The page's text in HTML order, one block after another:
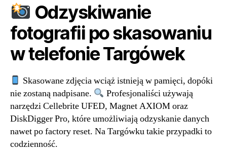
Odzyskiwanie
fotografii po skasowaniu
w telefonie Targówek
Skasowane zdjęcia wciąż istnieją w pamięci, dopóki
nie zostaną nadpisane.
Profesjonaliści używają
narzędzi Cellebrite UFED, Magnet AXIOM oraz
DiskDigger Pro, które umożliwiają odzyskanie danych
nawet po factory reset. Na Targówku takie przypadki to
codzienność.